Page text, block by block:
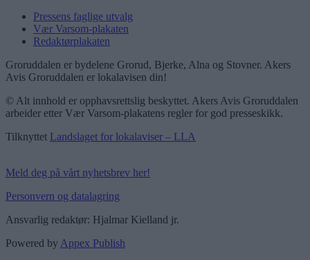
Pressens faglige utvalg
Vær Varsom-plakaten
Redaktørplakaten
Groruddalen er bydelene Grorud, Bjerke, Alna og Stovner. Akers
Avis Groruddalen er lokalavisen din!
© Alt innhold er opphavsrettslig beskyttet. Akers Avis Groruddalen
arbeider etter Vær Varsom-plakatens regler for god presseskikk.
Tilknyttet Landslaget for lokalaviser – LLA
Meld deg på vårt nyhetsbrev her!
Personvern og datalagring
Ansvarlig redaktør: Hjalmar Kielland jr.
Powered by Appex Publish